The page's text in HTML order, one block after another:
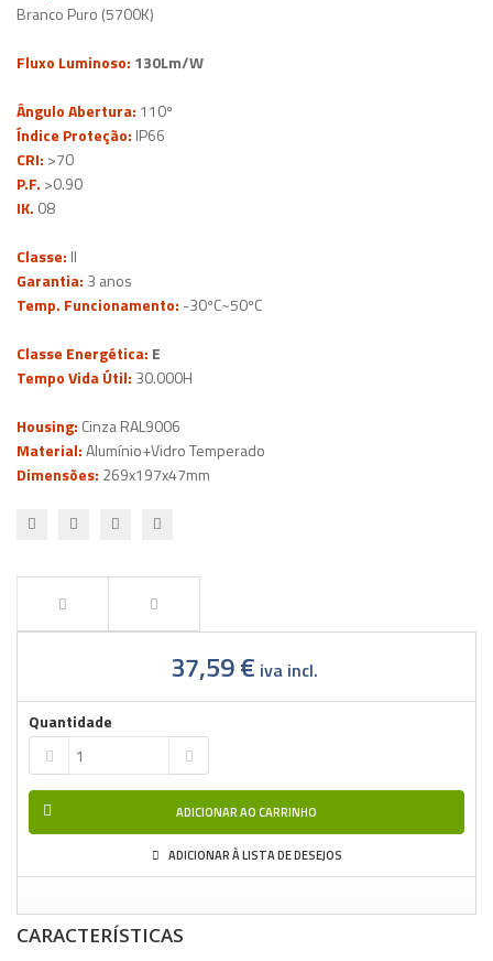
Branco Puro (5700K)
Fluxo Luminoso: 130Lm/W
Ângulo Abertura: 110º
Índice Proteção: IP66
CRI: >70
P.F. >0.90
IK. 08
Classe: II
Garantia: 3 anos
Temp. Funcionamento: -30ºC~50ºC
Classe Energética: E
Tempo Vida Útil: 30.000H
Housing: Cinza RAL9006
Material:Alumínio+Vidro Temperado
Dimensões: 269x197x47mm
37,59 € iva incl.
Quantidade
ADICIONAR AO CARRINHO
ADICIONAR À LISTA DE DESEJOS
CARACTERÍSTICAS